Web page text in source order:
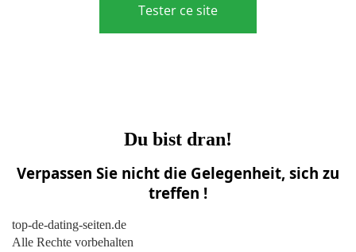
Tester ce site
Du bist dran!
Verpassen Sie nicht die Gelegenheit, sich zu
treffen !
top-de-dating-seiten.de
Alle Rechte vorbehalten